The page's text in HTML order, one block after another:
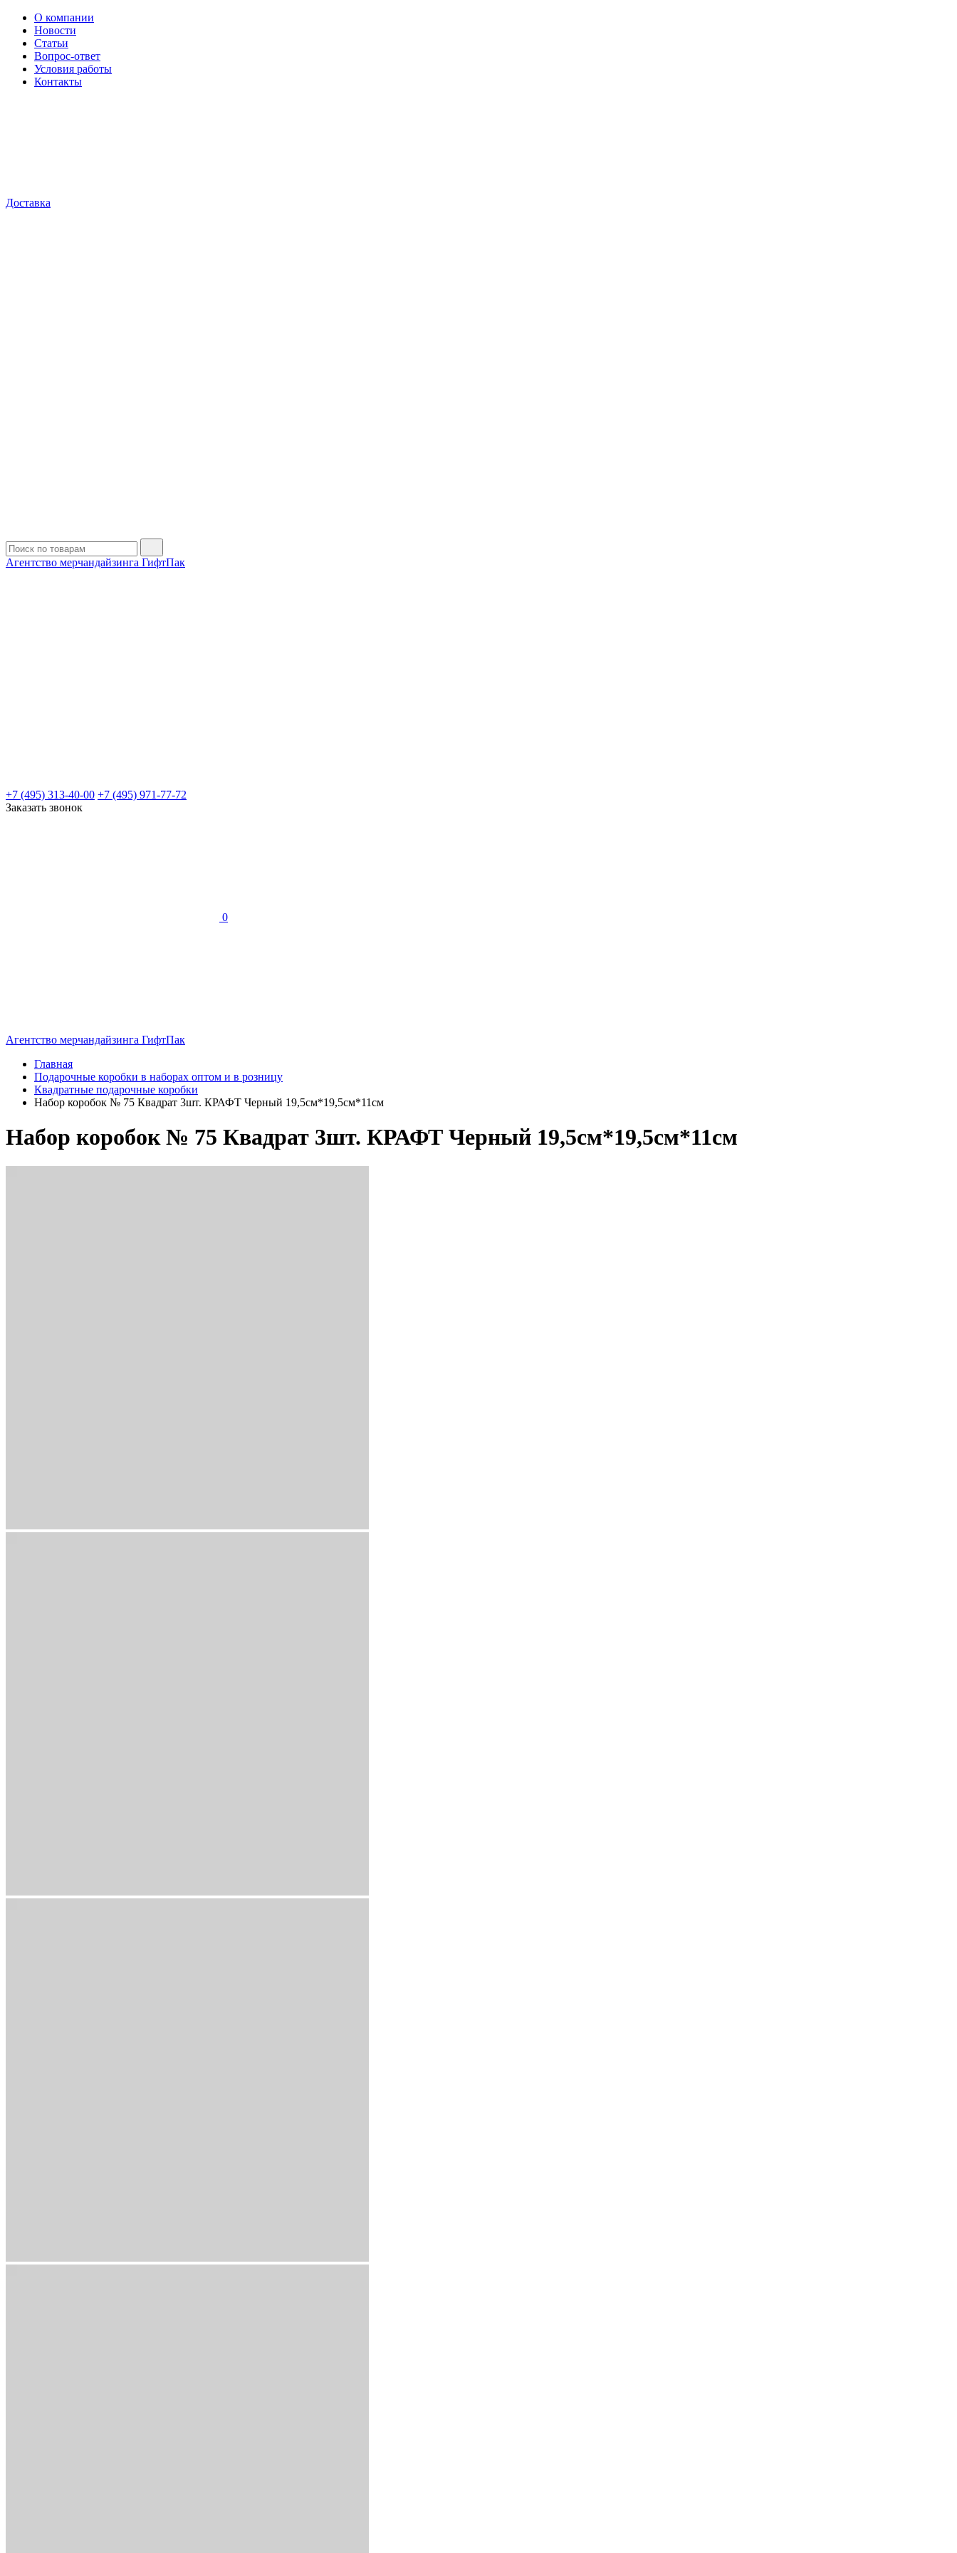
О компании
Новости
Статьи
Вопрос-ответ
Условия работы
Контакты
Доставка
Агентство мерчандайзинга ГифтПак
+7 (495) 313-40-00 +7 (495) 971-77-72
Заказать звонок
0
Агентство мерчандайзинга ГифтПак
Главная
Подарочные коробки в наборах оптом и в розницу
Квадратные подарочные коробки
Набор коробок № 75 Квадрат 3шт. КРАФТ Черный 19,5см*19,5см*11см
Набор коробок № 75 Квадрат 3шт. КРАФТ Черный 19,5см*19,5см*11см